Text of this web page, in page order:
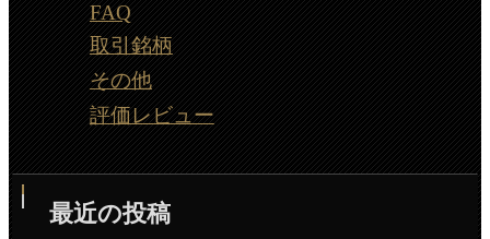
FAQ
取引銘柄
その他
評価レビュー
最近の投稿